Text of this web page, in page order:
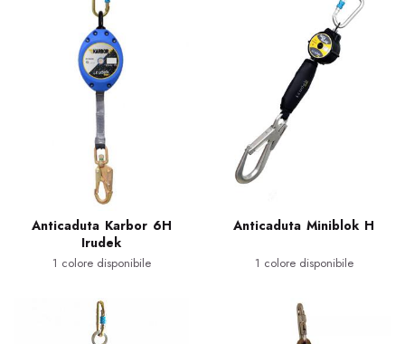
Anticaduta Karbor 6H
Irudek
1 colore disponibile
Anticaduta Miniblok H
1 colore disponibile